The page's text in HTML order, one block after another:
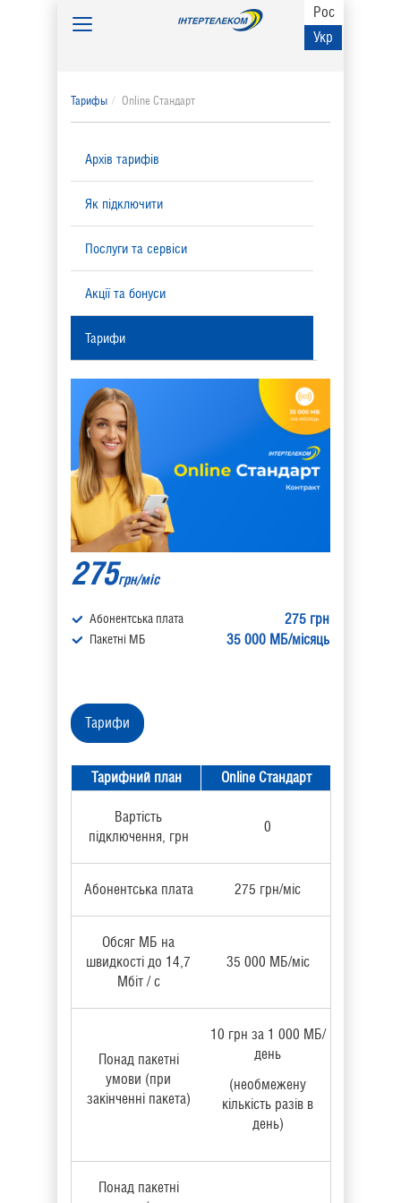
Рос
Укр
Toggle
Тарифы Online Стандарт
Архів тарифів
Як підключити
Послуги та сервіси
Акції та бонуси
Тарифи
275грн/міс
275 грн
Абонентська плата
35 000 МБ/місяць
Пакетні МБ
Тарифи
Тарифний план Online Стандарт
Вартість
підключення, грн
0
Абонентська плата 275 грн/міс
Обсяг МБ на
швидкості до 14,7
Мбіт / с
35 000 МБ/міс
Понад пакетні
умови (при
закінченні пакета)
10 грн за 1 000 МБ/
день
(необмежену
кількість разів в
день)
Понад пакетні